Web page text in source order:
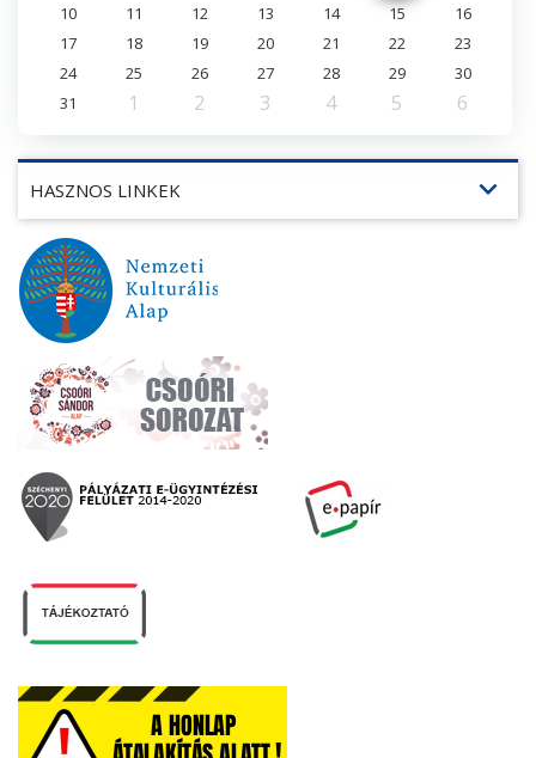
10
11 12 13 14 15
16
17
18 19 20 21 22
23
24
25 26 27 28 29
30
31
1 2 3 4 5 6
HASZNOS LINKEK expand_more